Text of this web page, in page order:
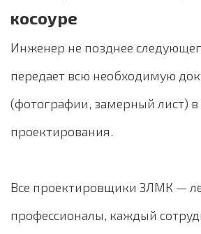
косоуре
Инженер не позднее
передает всю необходимую
(фотографии, замерный лист) в
проектирования.
Все проектировщики ЗЛМК —
профессионалы, каждый